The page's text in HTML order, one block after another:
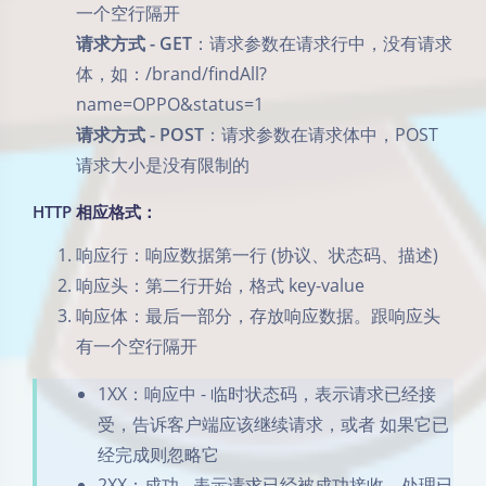
一个空行隔开
请求方式 - GET ：请求参数在请求行中，没有请求
体，如：/brand/findAll?
name=OPPO&status=1
请求方式 - POST ：请求参数在请求体中，POST
请求大小是没有限制的
HTTP 相应格式：
响应行：响应数据第一行 (协议、状态码、描述)
响应头：第二行开始，格式 key-value
响应体：最后一部分，存放响应数据。跟响应头
有一个空行隔开
1XX：响应中 - 临时状态码，表示请求已经接
受，告诉客户端应该继续请求，或者 如果它已
经完成则忽略它